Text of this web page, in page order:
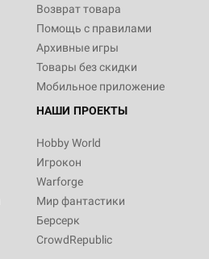
Возврат товара
Помощь с правилами
Архивные игры
Товары без скидки
Мобильное приложение
НАШИ ПРОЕКТЫ
Hobby World
Игрокон
Warforge
Мир фантастики
Берсерк
CrowdRepublic